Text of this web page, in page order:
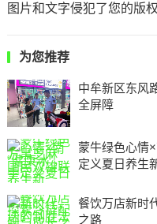
图片和文字侵犯了您的版
为您推荐
中牟新区东风
全屏障
蒙牛绿色心情
定义夏日养生
餐饮万店新时
之路